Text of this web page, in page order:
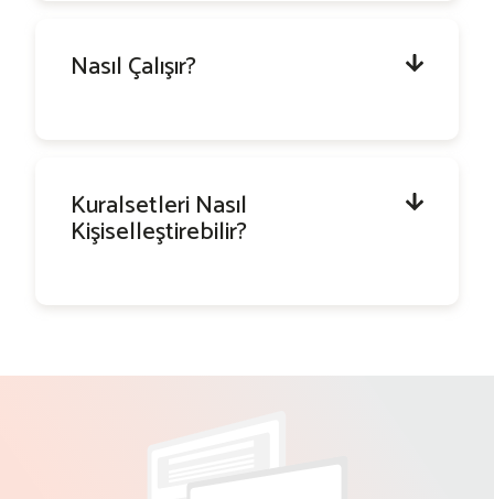
Nasıl Çalışır?
Kuralsetleri Nasıl
Kişiselleştirebilir?